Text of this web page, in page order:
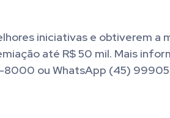
iniciativas e obtiverem a
até R$ 50 mil. Mais
ou WhatsApp (45)